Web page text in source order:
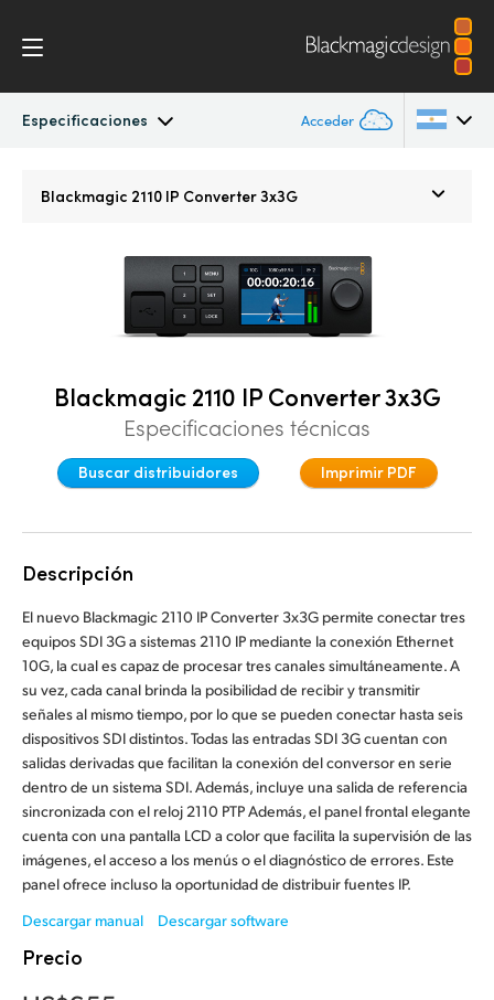
Especificaciones Acceder
Especificaciones
Denmark
France
Germany
Hong Kong SAR, China
India
Korea
Mexico
Blackmagic 2110 IP Converter 3x3G
Blackmagic 2110 IP Converter 3x3G
Especificaciones técnicas
Buscar distribuidores Imprimir PDF
Descripción
El nuevo Blackmagic 2110 IP Converter 3x3G permite conectar tres
equipos SDI 3G a sistemas 2110 IP mediante la conexión Ethernet
10G, la cual es capaz de procesar tres canales simultáneamente. A
su vez, cada canal brinda la posibilidad de recibir y transmitir
señales al mismo tiempo, por lo que se pueden conectar hasta seis
dispositivos SDI distintos. Todas las entradas SDI 3G cuentan con
salidas derivadas que facilitan la conexión del conversor en serie
dentro de un sistema SDI. Además, incluye una salida de referencia
sincronizada con el reloj 2110 PTP Además, el panel frontal elegante
cuenta con una pantalla LCD a color que facilita la supervisión de las
imágenes, el acceso a los menús o el diagnóstico de errores. Este
panel ofrece incluso la oportunidad de distribuir fuentes IP.
Descargar manual
Descargar software
Precio